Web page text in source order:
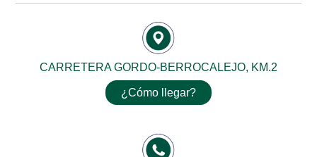
CARRETERA GORDO-BERROCALEJO, KM.2
¿Cómo llegar?